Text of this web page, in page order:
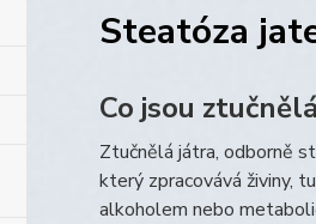
Steatóza
Co jsou
Ztučnělá játra, odborně
který zpracovává živiny,
alkoholem nebo